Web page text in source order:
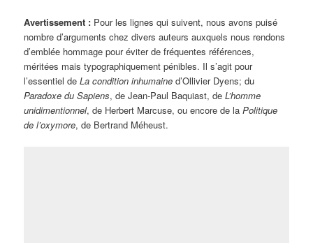
Avertissement : Pour les lignes qui suivent, nous avons puisé
nombre d’arguments chez divers auteurs auxquels nous rendons
d’emblée hommage pour éviter de fréquentes références,
méritées mais typographiquement pénibles. Il s’agit pour
l’essentiel deLa condition inhumaine d’Ollivier Dyens; du
Paradoxe du Sapiens, de Jean-Paul Baquiast, deL’homme
unidimentionnel, de Herbert Marcuse, ou encore de laPolitique
de l’oxymore, de Bertrand Méheust.